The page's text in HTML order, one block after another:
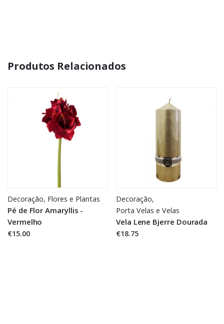
Produtos Relacionados
Decoração, Flores e Plantas
Pé de Flor Amaryllis -
Vermelho
€15.00
Decoração,
Porta Velas e Velas
Vela Lene Bjerre Dourada
€18.75